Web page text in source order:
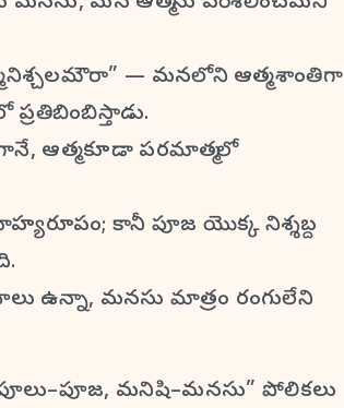
నిశ్చలమౌరా” — మనలోని ఆత్మ శాంతిగా
ఆత్మ కూడా పరమాత్మలో
కానీ పూజ యొక్క నిశ్శబ్ద
ఉన్నా, మనసు మాత్రం రంగులేని
మనిషి–మనసు” పోలికలు